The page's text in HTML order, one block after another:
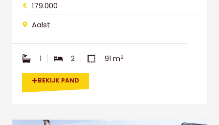
179.000
Aalst
1 2 91 m2
BEKIJK PAND